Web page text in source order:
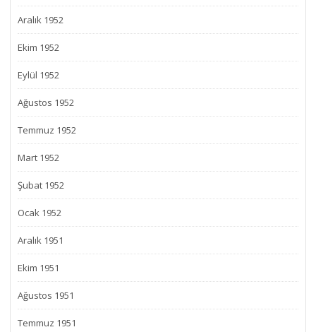
Aralık 1952
Ekim 1952
Eylül 1952
Ağustos 1952
Temmuz 1952
Mart 1952
Şubat 1952
Ocak 1952
Aralık 1951
Ekim 1951
Ağustos 1951
Temmuz 1951